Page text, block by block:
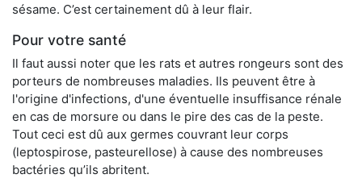
sésame. C’est certainement dû à leur flair.
Pour votre santé
Il faut aussi noter que les rats et autres rongeurs sont des
porteurs de nombreuses maladies. Ils peuvent être à
l'origine d'infections, d'une éventuelle insuffisance rénale
en cas de morsure ou dans le pire des cas de la peste.
Tout ceci est dû aux germes couvrant leur corps
(leptospirose, pasteurellose) à cause des nombreuses
bactéries qu’ils abritent.